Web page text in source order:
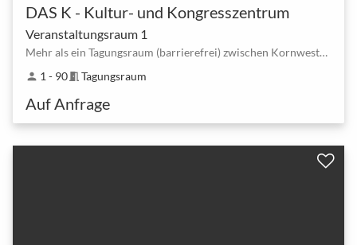
DAS K - Kultur- und Kongresszentrum
Veranstaltungsraum 1
Mehr als ein Tagungsraum (barrierefrei) zwischen Kornwestheim Zeppelinstraße und Johannesstraße - Kornwestheim
person 1 - 90meeting_room Tagungsraum
Auf Anfrage